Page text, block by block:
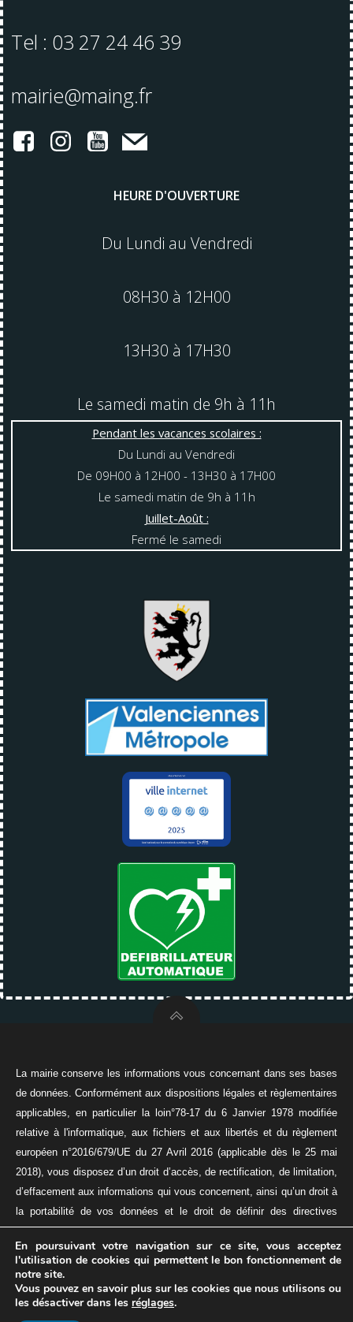
Tel : 03 27 24 46 39
mairie@maing.fr
HEURE D'OUVERTURE
Du Lundi au Vendredi
08H30 à 12H00
13H30 à 17H30
Le samedi matin de 9h à 11h
Pendant les vacances scolaires :
Du Lundi au Vendredi
De 09H00 à 12H00 - 13H30 à 17H00
Le samedi matin de 9h à 11h
Juillet-Août :
Fermé le samedi
La mairie conserve les informations vous concernant dans ses bases
de données. Conformément aux dispositions légales et règlementaires
applicables, en particulier la loin°78-17 du 6 Janvier 1978 modifiée
relative à l'informatique, aux fichiers et aux libertés et du règlement
européen n°2016/679/UE du 27 Avril 2016 (applicable dès le 25 mai
2018), vous disposez d’un droit d’accès, de rectification, de limitation,
d’effacement aux informations qui vous concernent, ainsi qu’un droit à
la portabilité de vos données et le droit de définir des directives
relatives à la conservation, à l’effacement, et à la communication de
vos données à caractère personnel après votre décès.
© 2026 VILLE DE MAING
Mentions légales-Politique de protection des
données personnelles
En poursuivant votre navigation sur ce site, vous acceptez
l'utilisation de cookies qui permettent le bon fonctionnement de
notre site.
Vous pouvez en savoir plus sur les cookies que nous utilisons ou
les désactiver dans les réglages.